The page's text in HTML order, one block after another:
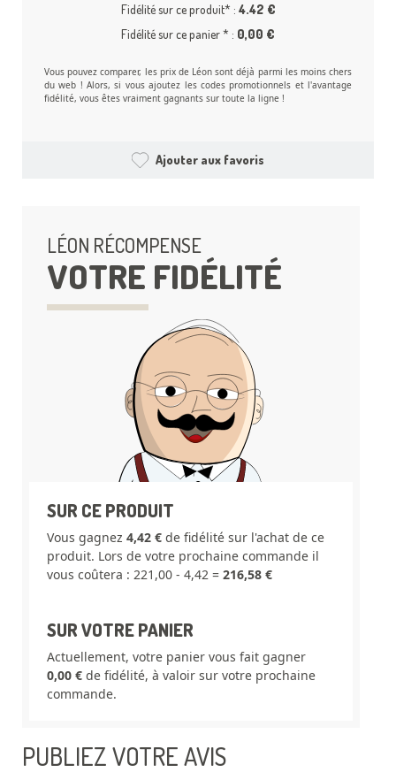
Fidélité sur ce produit* : 4.42 €
Fidélité sur ce panier * : 0,00 €
Vous pouvez comparer, les prix de Léon sont déjà parmi les moins chers
du web ! Alors, si vous ajoutez les codes promotionnels et l'avantage
fidélité, vous êtes vraiment gagnants sur toute la ligne !
Ajouter aux favoris
LÉON RÉCOMPENSE
VOTRE FIDÉLITÉ
SUR CE PRODUIT
Vous gagnez 4,42 € de fidélité sur l'achat de ce
produit. Lors de votre prochaine commande il
vous coûtera : 221,00 - 4,42 = 216,58 €
SUR VOTRE PANIER
Actuellement, votre panier vous fait gagner
0,00 € de fidélité, à valoir sur votre prochaine
commande.
PUBLIEZ VOTRE AVIS